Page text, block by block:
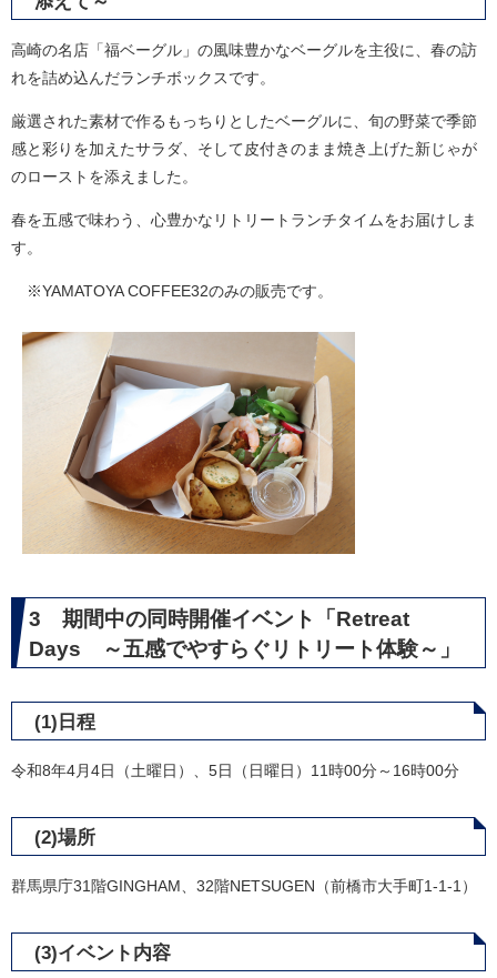
高崎の名店「福ベーグル」の風味豊かなベーグルを主役に、春の訪
れを詰め込んだランチボックスです。
厳選された素材で作るもっちりとしたベーグルに、旬の野菜で季節
感と彩りを加えたサラダ、そして皮付きのまま焼き上げた新じゃが
のローストを添えました。
春を五感で味わう、心豊かなリトリートランチタイムをお届けしま
す。
※YAMATOYA COFFEE32のみの販売です。
3 期間中の同時開催イベント「Retreat
Days ～五感でやすらぐリトリート体験～」
(1)日程
令和8年4月4日（土曜日）、5日（日曜日）11時00分～16時00分
(2)場所
群馬県庁31階GINGHAM、32階NETSUGEN（前橋市大手町1-1-1）
(3)イベント内容